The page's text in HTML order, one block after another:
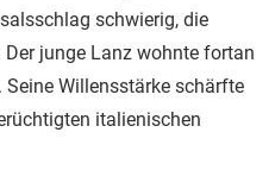
schwierig, die
junge Lanz wohnte fortan
Willensstärke schärfte
italienischen